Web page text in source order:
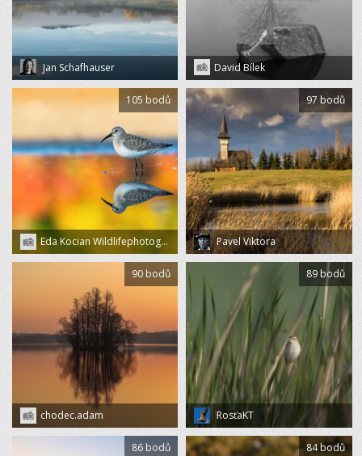
Jan Schafhauser David Bílek
Eda Kocian Wildlifephotography
105 bodů
Pavel Viktora
97 bodů
chodec.adam
90 bodů
RosťaKT
89 bodů
86 bodů 84 bodů